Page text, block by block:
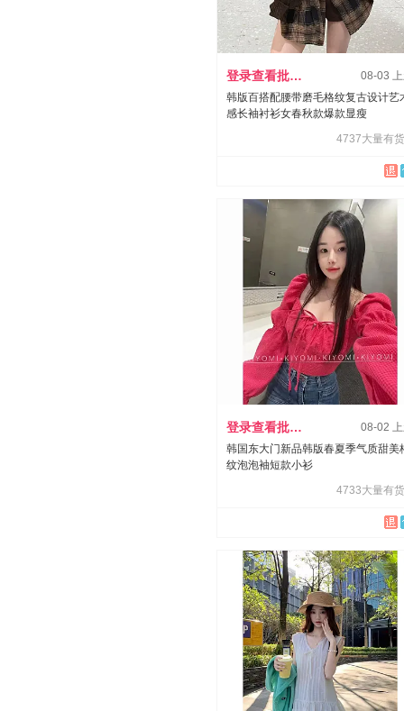
登录查看批发价
08-03
韩版百搭配腰带磨毛格纹复古设计艺
感长袖衬衫女春秋款爆款显瘦
4737大量有
登录查看批发价
08-02
韩国东大门新品韩版春夏季气质甜美
纹泡泡袖短款小衫
4733大量有